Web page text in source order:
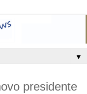
▼
presidente